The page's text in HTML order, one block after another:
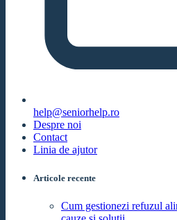
help@seniorhelp.ro
Despre noi
Contact
Linia de ajutor
Articole recente
Cum gestionezi refuzul